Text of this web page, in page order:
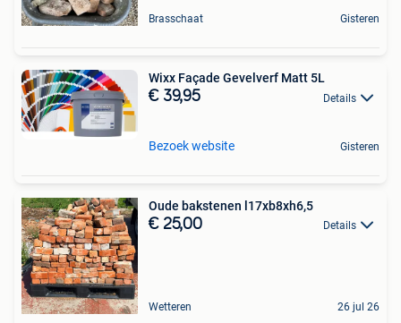
Brasschaat Gisteren
Wixx Façade Gevelverf Matt 5L
€ 39,95 Details
Bezoek website Gisteren
Oude bakstenen l17xb8xh6,5
€ 25,00 Details
Wetteren 26 jul 26